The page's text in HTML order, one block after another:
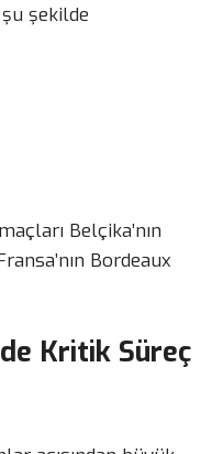
şekilde
Belçika’nın
Bordeaux
Kritik Süreç